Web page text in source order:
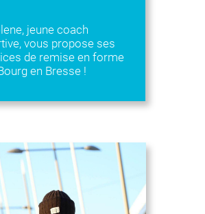
jeune coach
vous propose ses
de remise en forme
en Bresse !